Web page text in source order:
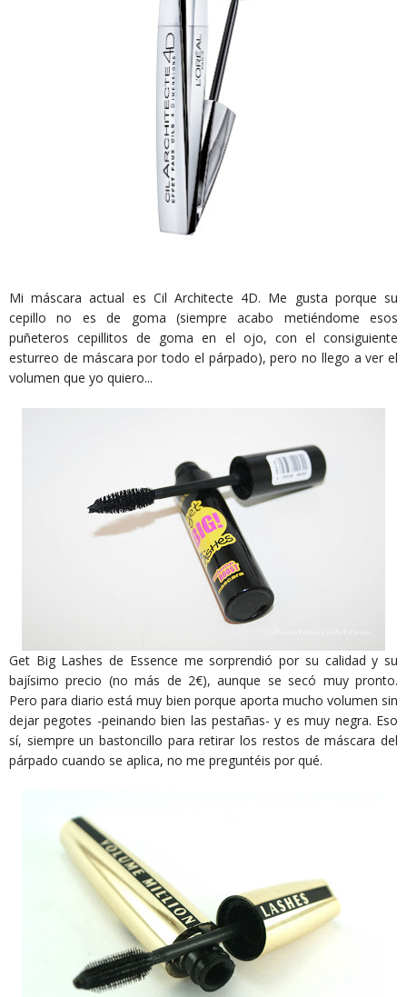
Mi máscara actual es Cil Architecte 4D. Me gusta porque su
cepillo no es de goma (siempre acabo metiéndome esos
puñeteros cepillitos de goma en el ojo, con el consiguiente
esturreo de máscara por todo el párpado), pero no llego a ver el
volumen que yo quiero...
Get Big Lashes de Essence me sorprendió por su calidad y su
bajísimo precio (no más de 2€), aunque se secó muy pronto.
Pero para diario está muy bien porque aporta mucho volumen sin
dejar pegotes -peinando bien las pestañas- y es muy negra. Eso
sí, siempre un bastoncillo para retirar los restos de máscara del
párpado cuando se aplica, no me preguntéis por qué.